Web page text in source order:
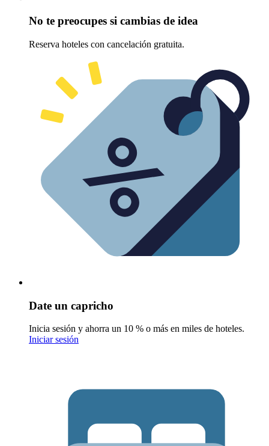
No te preocupes si cambias de idea
Reserva hoteles con cancelación gratuita.
Date un capricho
Inicia sesión y ahorra un 10 % o más en miles de hoteles.
Iniciar sesión